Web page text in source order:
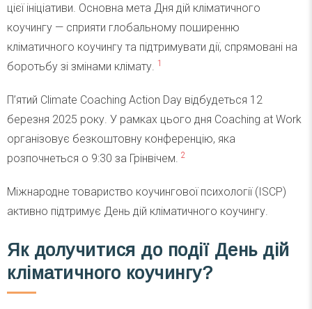
цієї ініціативи. Основна мета Дня дій кліматичного
коучингу — сприяти глобальному поширенню
кліматичного коучингу та підтримувати дії, спрямовані на
боротьбу зі змінами клімату. 1
П’ятий Climate Coaching Action Day відбудеться 12
березня 2025 року. У рамках цього дня Coaching at Work
організовує безкоштовну конференцію, яка
розпочнеться о 9:30 за Грінвічем.
2
Міжнародне товариство коучингової психології (ISCP)
активно підтримує День дій кліматичного коучингу.
Як долучитися до події День дій
кліматичного коучингу?